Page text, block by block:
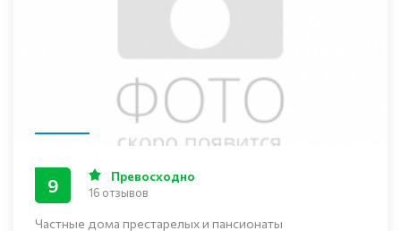
Частные дома престарелых и пансионаты
9 Превосходно
16 отзывов